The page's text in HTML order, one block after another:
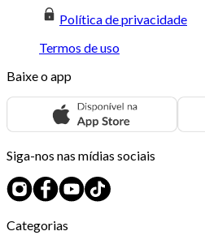
Política de privacidade
Termos de uso
Baixe o app
Siga-nos nas mídias sociais
Categorias